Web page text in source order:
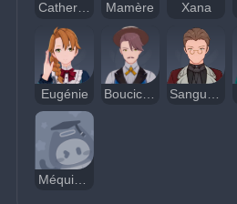
Catherine Mamère Xana
Eugénie
Méquignon